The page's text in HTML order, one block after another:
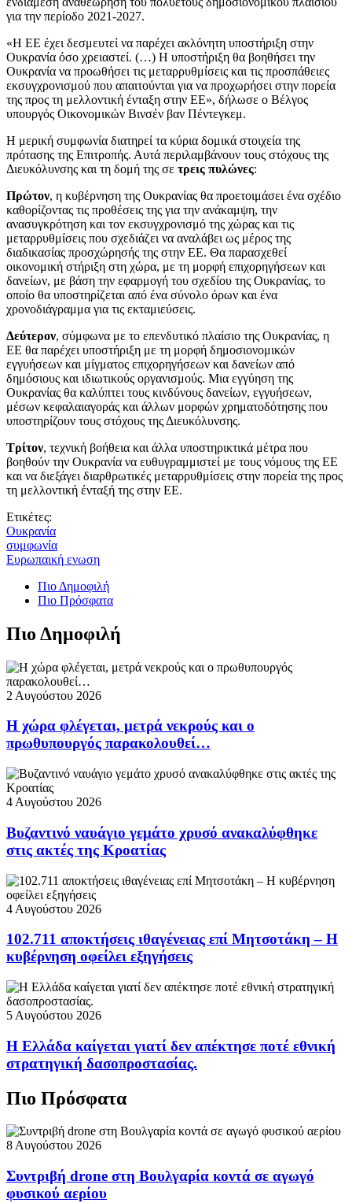
για την περίοδο 2021-2027.
«Η ΕΕ έχει δεσμευτεί να παρέχει ακλόνητη υποστήριξη στην
Ουκρανία όσο χρειαστεί. (…) Η υποστήριξη θα βοηθήσει την
Ουκρανία να προωθήσει τις μεταρρυθμίσεις και τις προσπάθειες
εκσυγχρονισμού που απαιτούνται για να προχωρήσει στην πορεία
της προς τη μελλοντική ένταξη στην ΕΕ», δήλωσε ο Βέλγος
υπουργός Οικονομικών Βινσέν βαν Πέντεγκεμ.
Η μερική συμφωνία διατηρεί τα κύρια δομικά στοιχεία της
πρότασης της Επιτροπής. Αυτά περιλαμβάνουν τους στόχους της
Διευκόλυνσης και τη δομή της σε τρεις πυλώνες:
Πρώτον, η κυβέρνηση της Ουκρανίας θα προετοιμάσει ένα σχέδιο
καθορίζοντας τις προθέσεις της για την ανάκαμψη, την
ανασυγκρότηση και τον εκσυγχρονισμό της χώρας και τις
μεταρρυθμίσεις που σχεδιάζει να αναλάβει ως μέρος της
διαδικασίας προσχώρησής της στην ΕΕ. Θα παρασχεθεί
οικονομική στήριξη στη χώρα, με τη μορφή επιχορηγήσεων και
δανείων, με βάση την εφαρμογή του σχεδίου της Ουκρανίας, το
οποίο θα υποστηρίζεται από ένα σύνολο όρων και ένα
χρονοδιάγραμμα για τις εκταμιεύσεις.
Δεύτερον, σύμφωνα με το επενδυτικό πλαίσιο της Ουκρανίας, η
ΕΕ θα παρέχει υποστήριξη με τη μορφή δημοσιονομικών
εγγυήσεων και μίγματος επιχορηγήσεων και δανείων από
δημόσιους και ιδιωτικούς οργανισμούς. Μια εγγύηση της
Ουκρανίας θα καλύπτει τους κινδύνους δανείων, εγγυήσεων,
μέσων κεφαλαιαγοράς και άλλων μορφών χρηματοδότησης που
υποστηρίζουν τους στόχους της Διευκόλυνσης.
Τρίτον, τεχνική βοήθεια και άλλα υποστηρικτικά μέτρα που
βοηθούν την Ουκρανία να ευθυγραμμιστεί με τους νόμους της ΕΕ
και να διεξάγει διαρθρωτικές μεταρρυθμίσεις στην πορεία της προς
τη μελλοντική ένταξή της στην ΕΕ.
Ετικέτες:
Ουκρανία
συμφωνία
Ευρωπαική ενωση
Πιο Δημοφιλή
Πιο Πρόσφατα
Πιο Δημοφιλή
2 Αυγούστου 2026
Η χώρα φλέγεται, μετρά νεκρούς και ο
πρωθυπουργός παρακολουθεί…
4 Αυγούστου 2026
Βυζαντινό ναυάγιο γεμάτο χρυσό ανακαλύφθηκε
στις ακτές της Κροατίας
4 Αυγούστου 2026
102.711 αποκτήσεις ιθαγένειας επί Μητσοτάκη – Η
κυβέρνηση οφείλει εξηγήσεις
5 Αυγούστου 2026
Η Ελλάδα καίγεται γιατί δεν απέκτησε ποτέ εθνική
στρατηγική δασοπροστασίας.
Πιο Πρόσφατα
8 Αυγούστου 2026
Συντριβή drone στη Βουλγαρία κοντά σε αγωγό
φυσικού αερίου